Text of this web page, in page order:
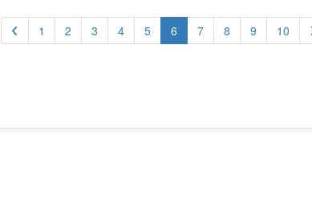
1 2 3 4 5 6 (current)
7 8 9 10